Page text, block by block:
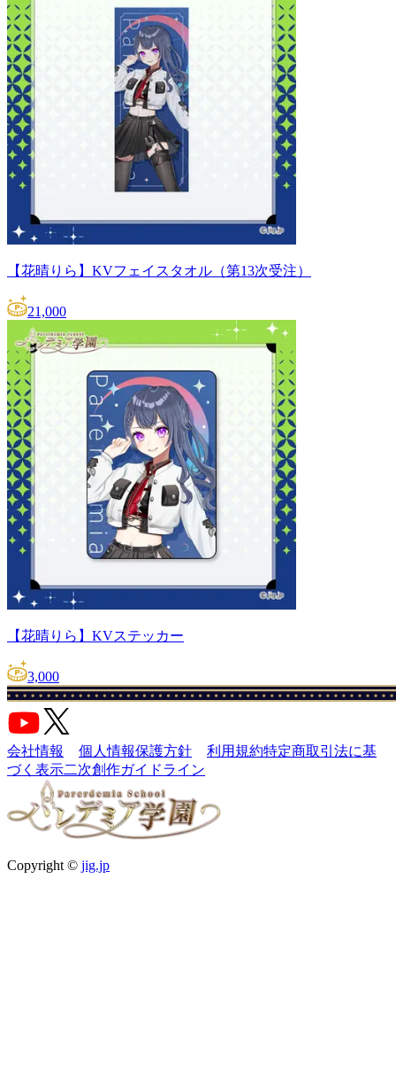
【花晴りら】KVフェイスタオル（第13次受注）
21,000
【花晴りら】KVステッカー
3,000
会社情報 個人情報保護方針 利用規約特定商取引法に基
づく表示二次創作ガイドライン
Copyright © jig.jp